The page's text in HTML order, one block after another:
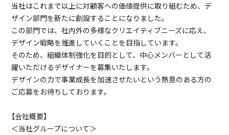
当社はこれまで以上に対顧客への価値提供に取り組むため、デ
ザイン部門を新たに創設することになりました。
この部門では、社内外の多様なクリエイティブニーズに応え、
デザイン戦略を推進していくことを目指しています。
そのため、組織体制強化を目的として、中心メンバーとして活
躍いただけるデザイナーを募集いたします。
デザインの力で事業成長を加速させたいという熱意のある方の
ご応募をお待ちしております。
【会社概要】
＜当社グループについて＞